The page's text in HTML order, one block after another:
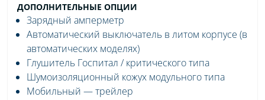
ДОПОЛНИТЕЛЬНЫЕ ОПЦИИ
Зарядный амперметр
Автоматический выключатель в литом корпусе (в
автоматических моделях)
Глушитель Госпитал / критического типа
Шумоизоляционный кожух модульного типа
Мобильный — трейлер